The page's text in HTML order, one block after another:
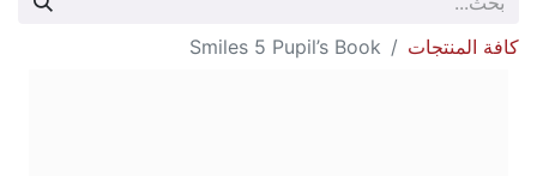
كافة المنتجات Smiles 5 Pupil’s Book